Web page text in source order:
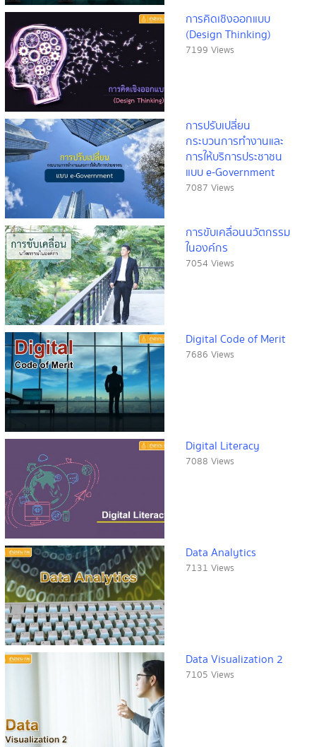
การคิดเชิงออกแบบ
(Design Thinking)
7199 Views
การปรับเปลี่ยน
กระบวนการทำงานและ
การให้บริการประชาชน
แบบ e-Government
7087 Views
การขับเคลื่อนนวัตกรรม
ในองค์กร
7054 Views
Digital Code of Merit
7686 Views
Digital Literacy
7088 Views
Data Analytics
7131 Views
Data Visualization 2
7105 Views